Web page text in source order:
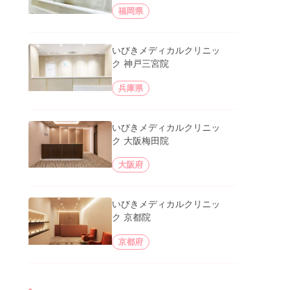
福岡県
いびきメディカルクリニッ
ク 神戸三宮院
兵庫県
いびきメディカルクリニッ
ク 大阪梅田院
大阪府
いびきメディカルクリニッ
ク 京都院
京都府